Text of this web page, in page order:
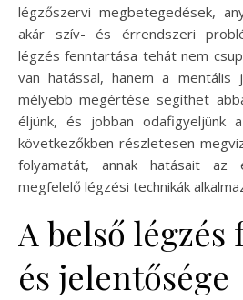
légzőszervi megbetegedések,
akár szív- és érrendszeri
légzés fenntartása tehát nem
van hatással, hanem a mentális
mélyebb megértése segíthet
éljünk, és jobban odafigyeljünk
következőkben részletesen
folyamatát, annak hatásait az
megfelelő légzési technikák
A belső légzés
és jelentősége